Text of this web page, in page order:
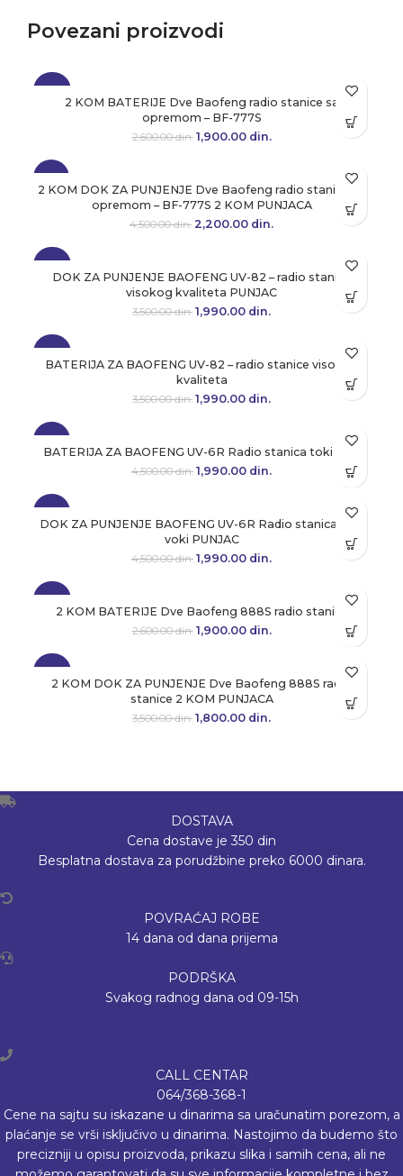
Povezani proizvodi
2 KOM BATERIJE Dve Baofeng radio stanice sa
opremom – BF-777S
2,600.00din.
Originalna cena je bila:
1,900.00 din.
2 KOM DOK ZA PUNJENJE Dve Baofeng radio stanice sa
opremom – BF-777S 2 KOM PUNJACA
4,500.00din.
Originalna cena je bila:
2,200.00 din.
DOK ZA PUNJENJE BAOFENG UV-82 – radio stanice
visokog kvaliteta PUNJAC
3,500.00din.
Originalna cena je bila:
1,990.00 din.
BATERIJA ZA BAOFENG UV-82 – radio stanice visokog
kvaliteta
3,500.00din.
Originalna cena je bila:
1,990.00 din.
BATERIJA ZA BAOFENG UV-6R Radio stanica toki voki
4,500.00din.
Originalna cena je bila:
1,990.00 din.
Trenutna cena je:
DOK ZA PUNJENJE BAOFENG UV-6R Radio stanica toki
voki PUNJAC
4,500.00din.
Originalna cena je bila:
1,990.00 din.
2 KOM BATERIJE Dve Baofeng 888S radio stanice
2,600.00din.
Originalna cena je bila:
1,900.00 din.
Trenutna cena je:
2 KOM DOK ZA PUNJENJE Dve Baofeng 888S radio
stanice 2 KOM PUNJACA
3,500.00din.
Originalna cena je bila:
1,800.00 din.
DOSTAVA
Cena dostave je 350 din
Besplatna dostava za porudžbine preko 6000 dinara.
POVRAĆAJ ROBE
14 dana od dana prijema
PODRŠKA
Svakog radnog dana od 09-15h
CALL CENTAR
064/368-368-1
Cene na sajtu su iskazane u dinarima sa uračunatim porezom, a
plaćanje se vrši isključivo u dinarima. Nastojimo da budemo što
precizniji u opisu proizvoda, prikazu slika i samih cena, ali ne